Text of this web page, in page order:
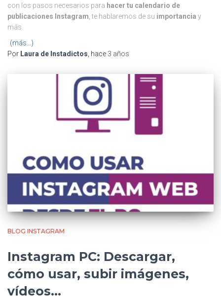
con los pasos necesarios para hacer tu calendario de
publicaciones Instagram, te hablaremos de su importancia y
más.
(más…)
Por Laura de Instadictos, hace 3 años
BLOG INSTAGRAM
Instagram PC: Descargar,
cómo usar, subir imágenes,
vídeos…